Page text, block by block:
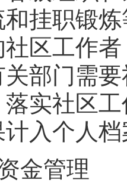
挂职锻
区工作
部门需
实社区
入个人
金管理